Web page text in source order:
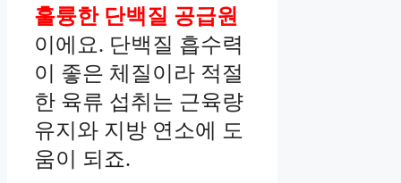
훌륭한 단백질 공급원
이에요. 단백질 흡수력
이 좋은 체질이라 적절
한 육류 섭취는 근육량
유지와 지방 연소에 도
움이 되죠.